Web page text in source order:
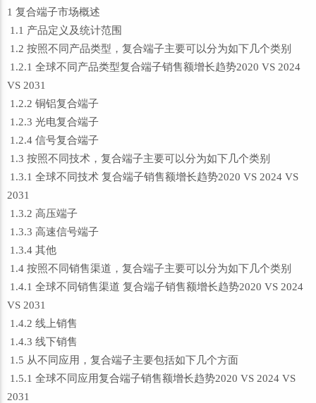
1 复合端子市场概述
1.1 产品定义及统计范围
1.2 按照不同产品类型，复合端子主要可以分为如下几个类别
1.2.1 全球不同产品类型复合端子销售额增长趋势2020 VS 2024
VS 2031
1.2.2 铜铝复合端子
1.2.3 光电复合端子
1.2.4 信号复合端子
1.3 按照不同技术，复合端子主要可以分为如下几个类别
1.3.1 全球不同技术 复合端子销售额增长趋势2020 VS 2024 VS
2031
1.3.2 高压端子
1.3.3 高速信号端子
1.3.4 其他
1.4 按照不同销售渠道，复合端子主要可以分为如下几个类别
1.4.1 全球不同销售渠道 复合端子销售额增长趋势2020 VS 2024
VS 2031
1.4.2 线上销售
1.4.3 线下销售
1.5 从不同应用，复合端子主要包括如下几个方面
1.5.1 全球不同应用复合端子销售额增长趋势2020 VS 2024 VS
2031